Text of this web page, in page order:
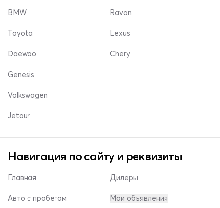
BMW
Toyota
Daewoo
Ravon
Lexus
Chery
Genesis
Volkswagen
Jetour
Навигация по сайту и реквизиты
Главная
Авто с пробегом
Дилеры
Мои объявления